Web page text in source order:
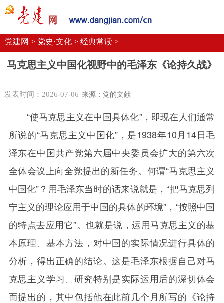
党建要闻
机关党建
校园党建 企业党建
党建网 > 党史·文化 > 经典常读 >
马克思主义中国化视野中的毛泽东《论持久战》
发表时间：2026-07-06 来源：党的文献
“使马克思主义在中国具体化”，即现在人们通常
所说的“马克思主义中国化”，是1938年10月14日毛
泽东在中国共产党第六届中央委员会扩大的第六次
全体会议上向全党提出的新任务。何谓“马克思主义
中国化”？用毛泽东当时的话来说就是，“把马克思列
宁主义的理论应用于中国的具体的环境”，“按照中国
的特点去应用它”。也就是说，运用马克思主义的基
本原理、基本方法，对中国的实际情况进行具体的
分析，得出正确的结论。这是毛泽东根据自己对马
克思主义学习、研究特别是实际运用后的深切体会
而提出的，其中包括他在此前几个月所写的《论持